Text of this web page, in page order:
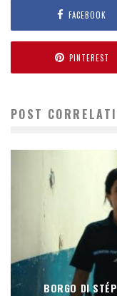
FACEBOOK
PINTEREST
POST CORRELATI
BORGO DI